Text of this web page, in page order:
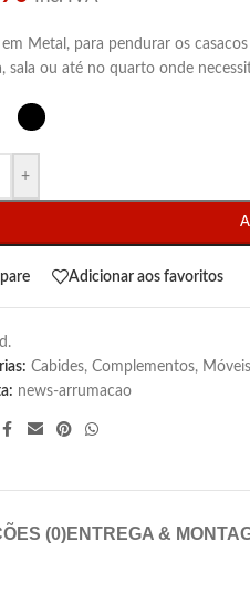
Metal, para pendurar os
sala ou até no quarto onde
+
Adicionar aos favoritos
Cabides, Complementos, Móveis
news-arrumacao
(0)ENTREGA &